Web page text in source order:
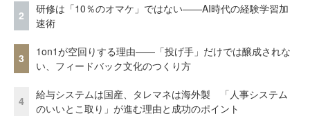
2
研修は「10％のオマケ」ではない——AI時代の経験学習加
速術
3
1on1が空回りする理由——「投げ手」だけでは醸成されな
い、フィードバック文化のつくり方
4
給与システムは国産、タレマネは海外製 「人事システム
のいいとこ取り」が進む理由と成功のポイント